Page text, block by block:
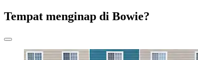
Tempat menginap di Bowie?